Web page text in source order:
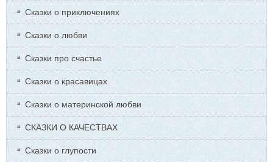
Сказки о приключениях
Сказки о любви
Сказки про счастье
Сказки о красавицах
Сказки о материнской любви
СКАЗКИ О КАЧЕСТВАХ
Сказки о глупости